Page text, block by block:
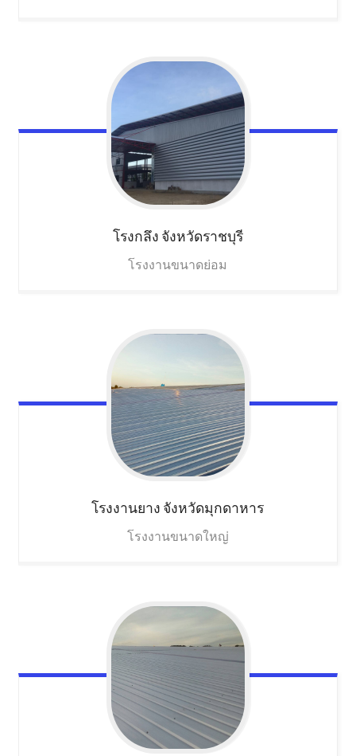
โรงกลึง จังหวัดราชบุรี
โรงงานขนาดย่อม
โรงงานยาง จังหวัดมุกดาหาร
โรงงานขนาดใหญ่